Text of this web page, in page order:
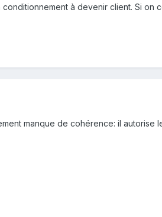
à devenir client. Si on
manque de cohérence: il autorise